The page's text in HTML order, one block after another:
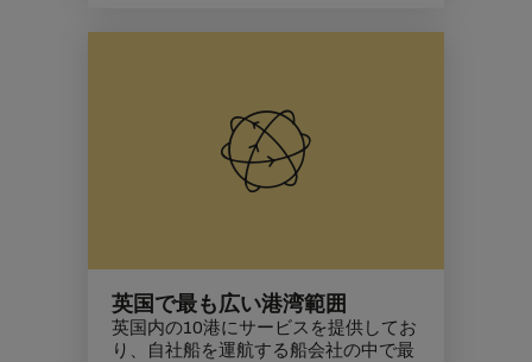
英国で最も広い港湾範囲
英国内の10港にサービスを提供してお
り、自社船を運航する船会社の中で最